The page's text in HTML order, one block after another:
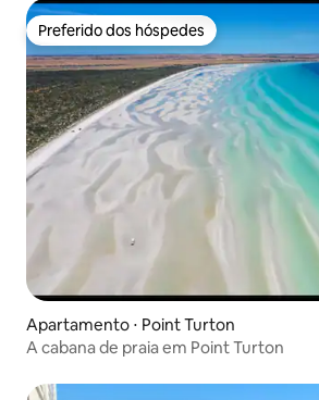
Preferido dos hóspedes
Preferido dos hóspedes
Apartamento ⋅ Point Turton
A cabana de praia em Point Turton